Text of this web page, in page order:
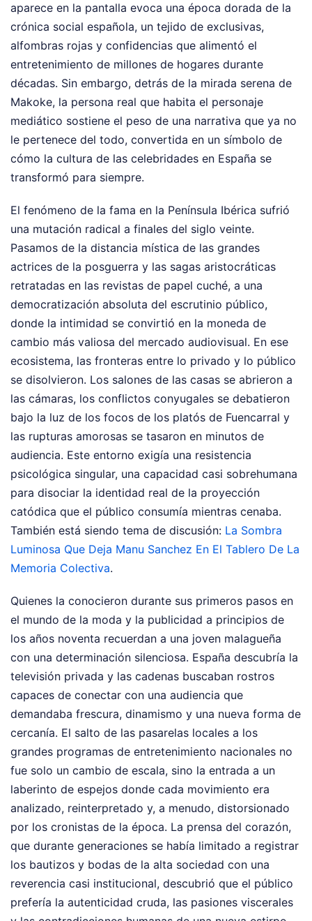
aparece en la pantalla evoca una época dorada de la
crónica social española, un tejido de exclusivas,
alfombras rojas y confidencias que alimentó el
entretenimiento de millones de hogares durante
décadas. Sin embargo, detrás de la mirada serena de
Makoke, la persona real que habita el personaje
mediático sostiene el peso de una narrativa que ya no
le pertenece del todo, convertida en un símbolo de
cómo la cultura de las celebridades en España se
transformó para siempre.
El fenómeno de la fama en la Península Ibérica sufrió
una mutación radical a finales del siglo veinte.
Pasamos de la distancia mística de las grandes
actrices de la posguerra y las sagas aristocráticas
retratadas en las revistas de papel cuché, a una
democratización absoluta del escrutinio público,
donde la intimidad se convirtió en la moneda de
cambio más valiosa del mercado audiovisual. En ese
ecosistema, las fronteras entre lo privado y lo público
se disolvieron. Los salones de las casas se abrieron a
las cámaras, los conflictos conyugales se debatieron
bajo la luz de los focos de los platós de Fuencarral y
las rupturas amorosas se tasaron en minutos de
audiencia. Este entorno exigía una resistencia
psicológica singular, una capacidad casi sobrehumana
para disociar la identidad real de la proyección
catódica que el público consumía mientras cenaba.
También está siendo tema de discusión: La Sombra
Luminosa Que Deja Manu Sanchez En El Tablero De La
Memoria Colectiva.
Quienes la conocieron durante sus primeros pasos en
el mundo de la moda y la publicidad a principios de
los años noventa recuerdan a una joven malagueña
con una determinación silenciosa. España descubría la
televisión privada y las cadenas buscaban rostros
capaces de conectar con una audiencia que
demandaba frescura, dinamismo y una nueva forma de
cercanía. El salto de las pasarelas locales a los
grandes programas de entretenimiento nacionales no
fue solo un cambio de escala, sino la entrada a un
laberinto de espejos donde cada movimiento era
analizado, reinterpretado y, a menudo, distorsionado
por los cronistas de la época. La prensa del corazón,
que durante generaciones se había limitado a registrar
los bautizos y bodas de la alta sociedad con una
reverencia casi institucional, descubrió que el público
prefería la autenticidad cruda, las pasiones viscerales